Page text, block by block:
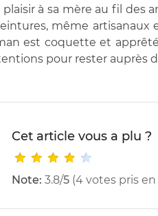
plaisir à sa mère au fil des
même artisanaux
est coquette et
pour rester auprès
Cet article vous a plu ?
Note: 3.8/5 (4 votes pris